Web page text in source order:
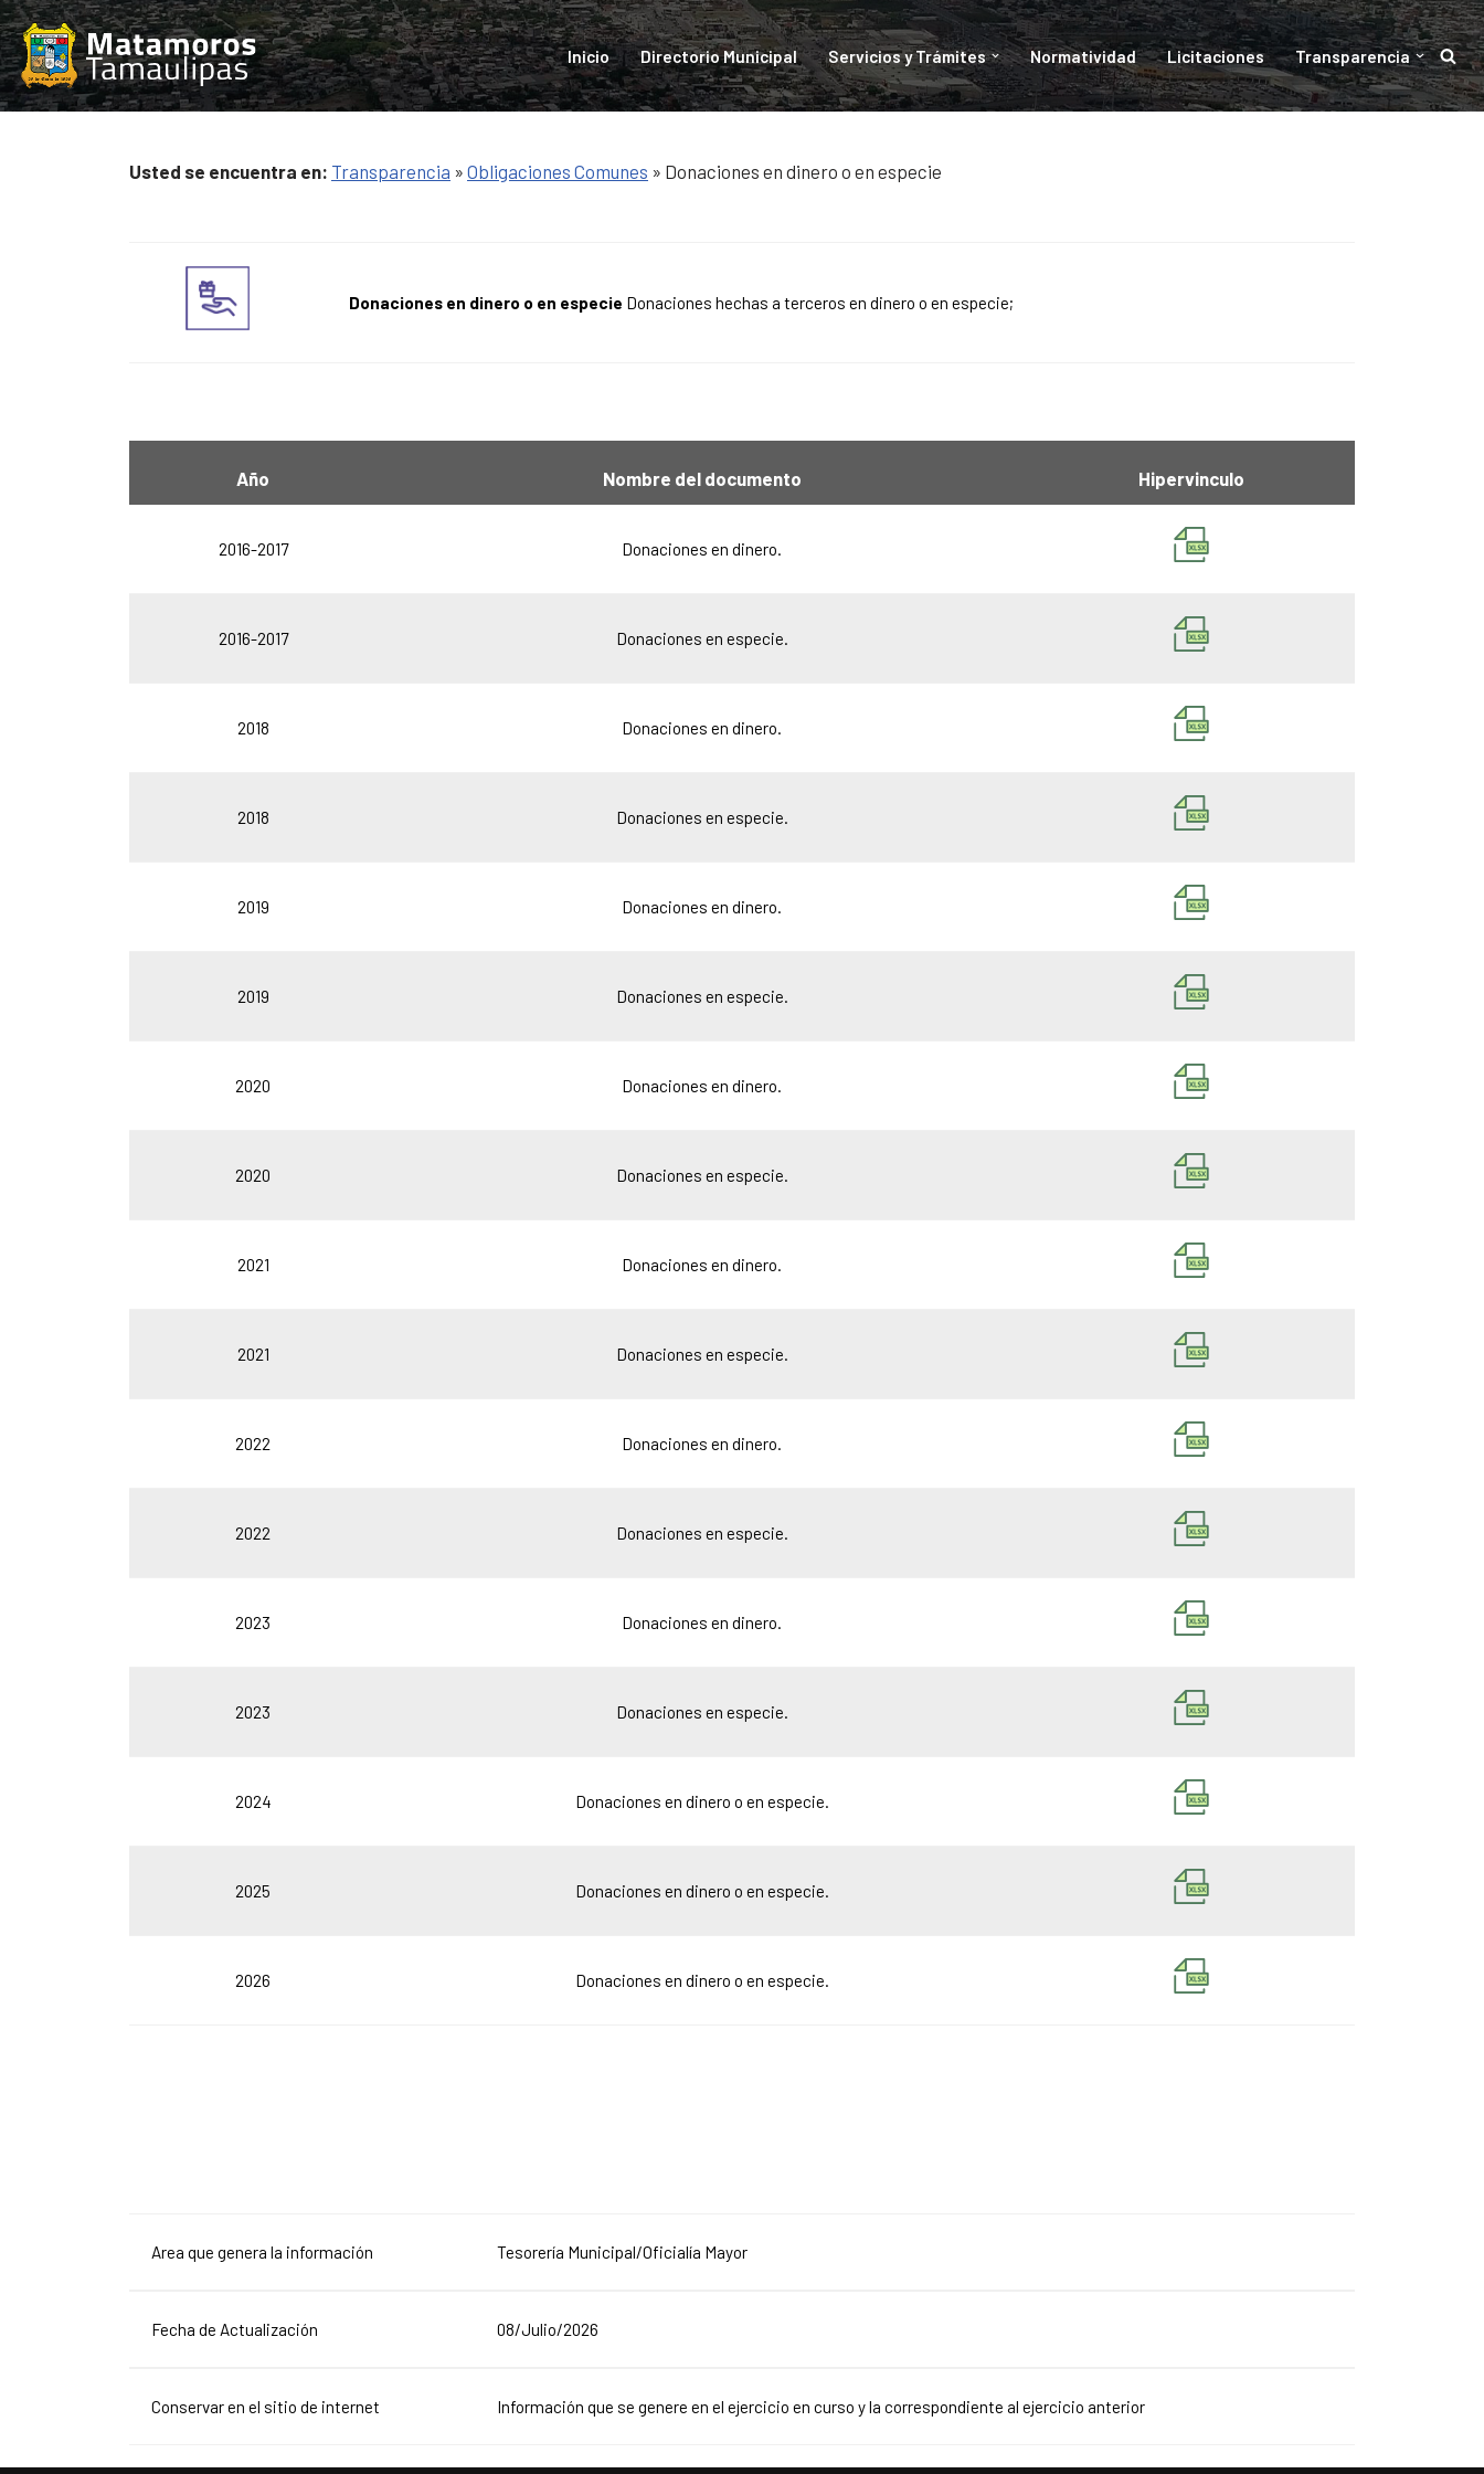
Saltar
al
Inicio Directorio Municipal Servicios y Trámites Normatividad Licitaciones Transparencia
Usted se encuentra en: Transparencia » Obligaciones Comunes » Donaciones en dinero o en especie
Donaciones en dinero o en especie Donaciones hechas a terceros en dinero o en especie;
Año Nombre del documento Hipervinculo
2016-2017 Donaciones en dinero.
2016-2017 Donaciones en especie.
2018 Donaciones en dinero.
2018 Donaciones en especie.
2019 Donaciones en dinero.
2019 Donaciones en especie.
2020 Donaciones en dinero.
2020 Donaciones en especie.
2021 Donaciones en dinero.
2021 Donaciones en especie.
2022 Donaciones en dinero.
2022 Donaciones en especie.
2023 Donaciones en dinero.
2023 Donaciones en especie.
2024 Donaciones en dinero o en especie.
2025 Donaciones en dinero o en especie.
2026 Donaciones en dinero o en especie.
Area que genera la información Tesorería Municipal/Oficialía Mayor
Fecha de Actualización 08/Julio/2026
Conservar en el sitio de internet Información que se genere en el ejercicio en curso y la correspondiente al ejercicio anterior